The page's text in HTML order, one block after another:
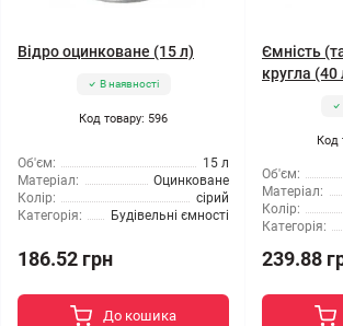
Відро оцинковане (15 л)
В наявності
Код товару: 596
Об'єм:
15 л
Матеріал:
Оцинковане
Колір:
сірий
Категорія:
Будівельні ємності
186.52 грн
До кошика
Ємність
кругла (40
Код
Об'єм:
Матеріал:
Колір:
Категорія:
239.88